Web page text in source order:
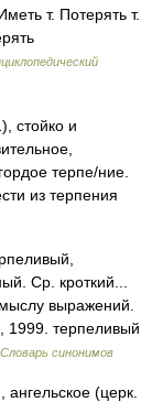
т. Потерять т.
стойко и
терпе/ние.
из терпения
Ср. кроткий...
выражений.
1999. терпеливый
Словарь синонимов
(церк.